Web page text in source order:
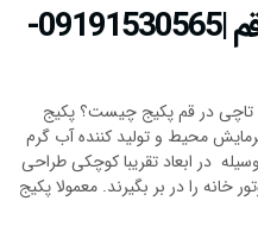
تعمیرات پکیج تاچی در قم |09191530565-
تاچی در قم پکیج چیست؟ پکیج
محیط و تولید کننده آب گرم
در ابعاد تقریبا کوچکی طراحی
را در بر بگیرند. معمولا پکیج